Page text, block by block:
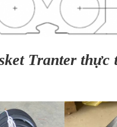
Tranter thực